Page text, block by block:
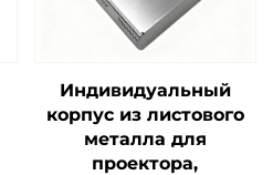
Индивидуальный
корпус из листового
металла для
проектора,